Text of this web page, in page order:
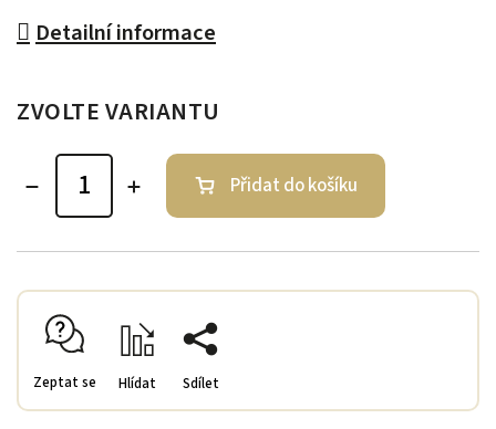
Detailní informace
ZVOLTE VARIANTU
Přidat do košíku
Zeptat se Hlídat Sdílet